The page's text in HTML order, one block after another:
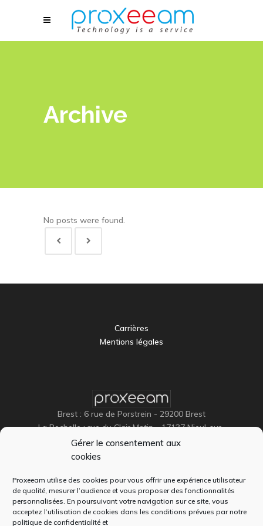
Gérer le consentement aux
cookies
Proxeeam utilise des cookies pour vous offrir une expérience utilisateur
de qualité, mesurer l’audience et vous proposer des fonctionnalités
personnalisées. En poursuivant votre navigation sur ce site, vous
acceptez l’utilisation de cookies dans les conditions prévues par notre
politique de confidentialité et
Archive
No posts were found.
Carrières
Mentions légales
Brest : 6 rue de Porstrein - 29200 Brest
La Rochelle : rue du Clair Matin - 17137 Nieul-sur-
Mer
Paris (siège) : 47 rue Berger 75001 PARIS
+33 (0)2 98 46 46 44